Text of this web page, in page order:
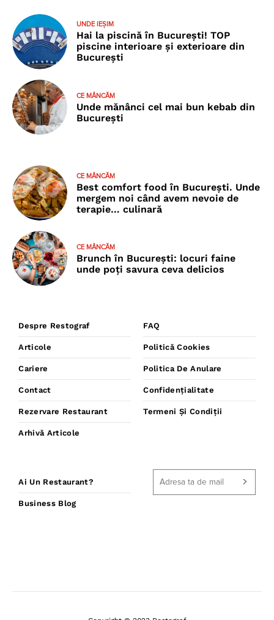
UNDE IEȘIM
Hai la piscină în București! TOP
piscine interioare și exterioare din
București
CE MÂNCĂM
Unde mănânci cel mai bun kebab din
București
CE MÂNCĂM
Best comfort food în București. Unde
mergem noi când avem nevoie de
terapie… culinară
CE MÂNCĂM
Brunch în București: locuri faine
unde poţi savura ceva delicios
Despre Restograf
Articole
Cariere
Contact
Rezervare Restaurant
Arhivă Articole
FAQ
Politică Cookies
Politica De Anulare
Confidențialitate
Termeni Și Condiții
Ai Un Restaurant?
Business Blog